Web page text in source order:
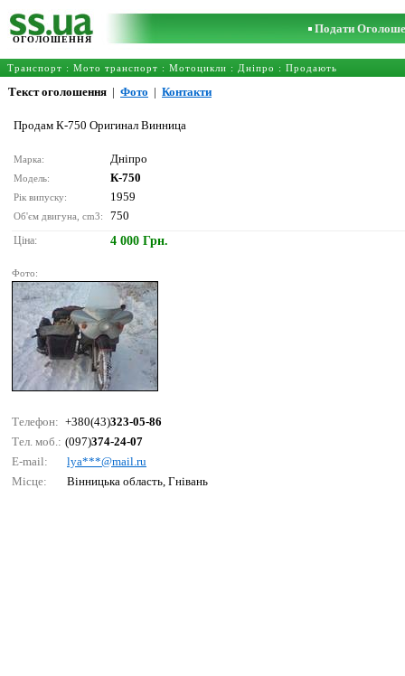
ОГОЛОШЕННЯ
Подати
Транспорт : Мото транспорт : Мотоцикли : Дніпро : Продають
Текст оголошення | Фото | Контакти
Продам К-750 Оригинал Винница
Марка: Дніпро
Модель: К-750
Рік випуску: 1959
Об'єм двигуна, cm3: 750
Ціна: 4 000 Грн.
Фото:
Телефон: +380(43)323-05-86
Тел. моб.: (097)374-24-07
E-mail:
lyа***@mаil.ru
Місце:
Вінницька область, Гнівань